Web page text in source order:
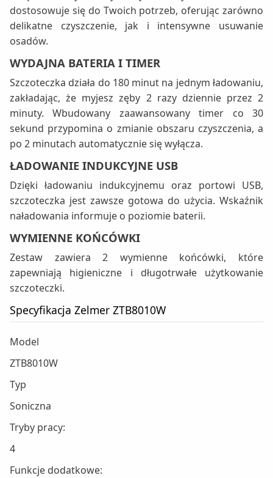
dostosowuje się do Twoich potrzeb, oferując zarówno
delikatne czyszczenie, jak i intensywne usuwanie
osadów.
WYDAJNA BATERIA I TIMER
Szczoteczka działa do 180 minut na jednym ładowaniu,
zakładając, że myjesz zęby 2 razy dziennie przez 2
minuty. Wbudowany zaawansowany timer co 30
sekund przypomina o zmianie obszaru czyszczenia, a
po 2 minutach automatycznie się wyłącza.
ŁADOWANIE INDUKCYJNE USB
Dzięki ładowaniu indukcyjnemu oraz portowi USB,
szczoteczka jest zawsze gotowa do użycia. Wskaźnik
naładowania informuje o poziomie baterii.
WYMIENNE KOŃCÓWKI
Zestaw zawiera 2 wymienne końcówki, które
zapewniają higieniczne i długotrwałe użytkowanie
szczoteczki.
Specyfikacja Zelmer ZTB8010W
Model
ZTB8010W
Typ
Soniczna
Tryby pracy:
4
Funkcje dodatkowe: